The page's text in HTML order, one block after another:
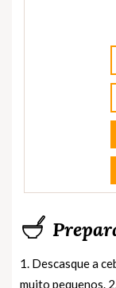
1. Descasque a
muito pequenos.